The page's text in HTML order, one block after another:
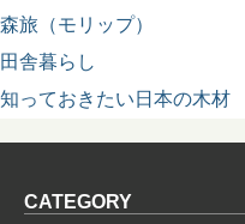
森旅（モリップ）
田舎暮らし
知っておきたい日本の木材
CATEGORY